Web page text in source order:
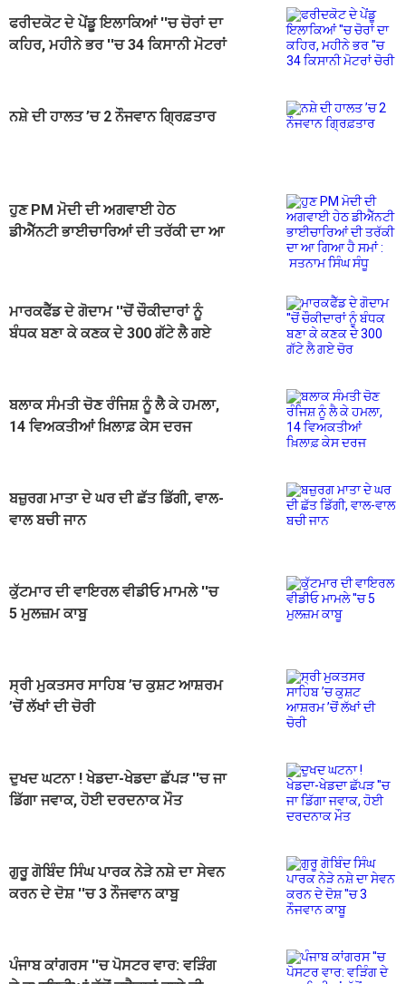
ਫਰੀਦਕੋਟ ਦੇ ਪੇਂਡੂ ਇਲਾਕਿਆਂ ''ਚ ਚੋਰਾਂ ਦਾ
ਕਹਿਰ, ਮਹੀਨੇ ਭਰ ''ਚ 34 ਕਿਸਾਨੀ ਮੋਟਰਾਂ
ਨਸ਼ੇ ਦੀ ਹਾਲਤ ’ਚ 2 ਨੌਜਵਾਨ ਗ੍ਰਿਫ਼ਤਾਰ
ਹੁਣ PM ਮੋਦੀ ਦੀ ਅਗਵਾਈ ਹੇਠ
ਡੀਐੱਨਟੀ ਭਾਈਚਾਰਿਆਂ ਦੀ ਤਰੱਕੀ ਦਾ ਆ
ਮਾਰਕਫੈੱਡ ਦੇ ਗੋਦਾਮ ''ਚੋਂ ਚੌਕੀਦਾਰਾਂ ਨੂੰ
ਬੰਧਕ ਬਣਾ ਕੇ ਕਣਕ ਦੇ 300 ਗੱਟੇ ਲੈ ਗਏ
ਬਲਾਕ ਸੰਮਤੀ ਚੋਣ ਰੰਜਿਸ਼ ਨੂੰ ਲੈ ਕੇ ਹਮਲਾ,
14 ਵਿਅਕਤੀਆਂ ਖ਼ਿਲਾਫ਼ ਕੇਸ ਦਰਜ
ਬਜ਼ੁਰਗ ਮਾਤਾ ਦੇ ਘਰ ਦੀ ਛੱਤ ਡਿੱਗੀ, ਵਾਲ-
ਵਾਲ ਬਚੀ ਜਾਨ
ਕੁੱਟਮਾਰ ਦੀ ਵਾਇਰਲ ਵੀਡੀਓ ਮਾਮਲੇ ''ਚ
5 ਮੁਲਜ਼ਮ ਕਾਬੂ
ਸ੍ਰੀ ਮੁਕਤਸਰ ਸਾਹਿਬ ’ਚ ਕੁਸ਼ਟ ਆਸ਼ਰਮ
’ਚੋਂ ਲੱਖਾਂ ਦੀ ਚੋਰੀ
ਦੁਖਦ ਘਟਨਾ ! ਖੇਡਦਾ-ਖੇਡਦਾ ਛੱਪੜ ''ਚ ਜਾ
ਡਿੱਗਾ ਜਵਾਕ, ਹੋਈ ਦਰਦਨਾਕ ਮੌਤ
ਗੁਰੂ ਗੋਬਿੰਦ ਸਿੰਘ ਪਾਰਕ ਨੇੜੇ ਨਸ਼ੇ ਦਾ ਸੇਵਨ
ਕਰਨ ਦੇ ਦੋਸ਼ ''ਚ 3 ਨੌਜਵਾਨ ਕਾਬੂ
ਪੰਜਾਬ ਕਾਂਗਰਸ ''ਚ ਪੋਸਟਰ ਵਾਰ: ਵੜਿੰਗ